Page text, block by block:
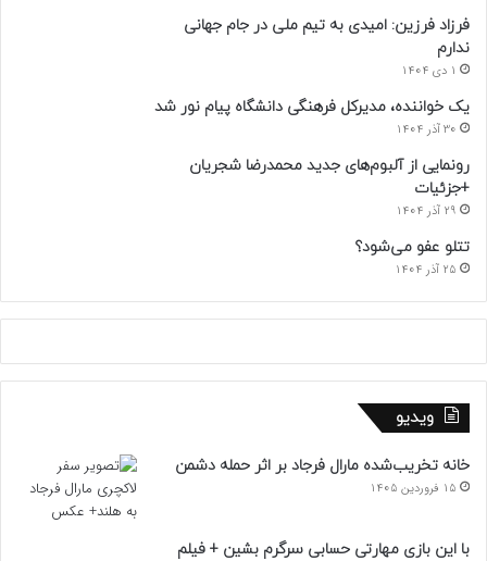
فرزاد فرزین: امیدی به تیم ملی در جام جهانی
ندارم
1 دی 1404
یک خواننده، مدیرکل فرهنگی دانشگاه پیام نور شد
30 آذر 1404
رونمایی از آلبوم‌های جدید محمدرضا شجریان
+جزئیات
29 آذر 1404
تتلو عفو می‌شود؟
25 آذر 1404
ویدیو
خانه تخریب‌شده مارال فرجاد بر اثر حمله دشمن
15 فروردین 1405
با این بازی مهارتی حسابی سرگرم بشین + فیلم